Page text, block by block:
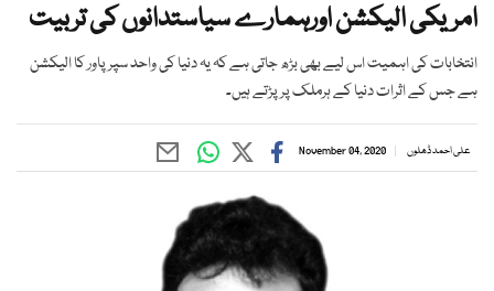
امریکی الیکشن اورہمارے سیاستدانوں کی تربیت
انتخابات کی اہمیت اس لیے بھی بڑھ جاتی ہے کہ یہ دنیا کی واحد سپرپاور کا الیکشن
ہے جس کے اثرات دنیا کے ہرملک پرپڑتے ہیں۔
علی احمد ڈھلوں November 04, 2020